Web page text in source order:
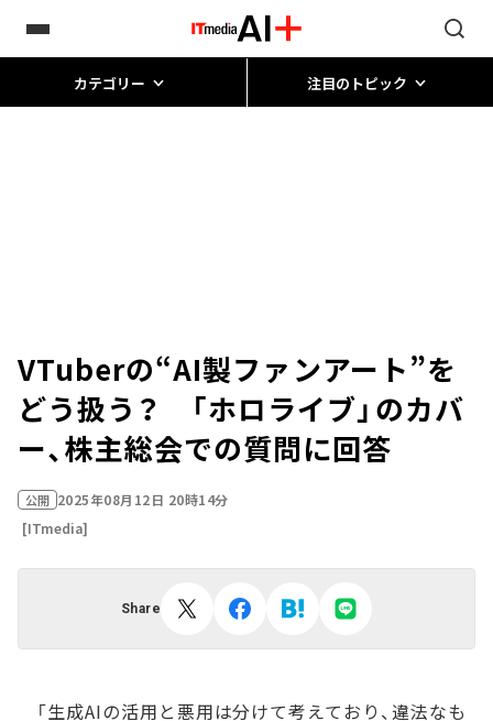
カテゴリー 注目のトピック
VTuberの“AI製ファンアート”を
どう扱う？ 「ホロライブ」のカバ
ー、株主総会での質問に回答
公開 2025年08月12日 20時14分
[ITmedia]
Share
「生成AIの活用と悪用は分けて考えており、違法なも